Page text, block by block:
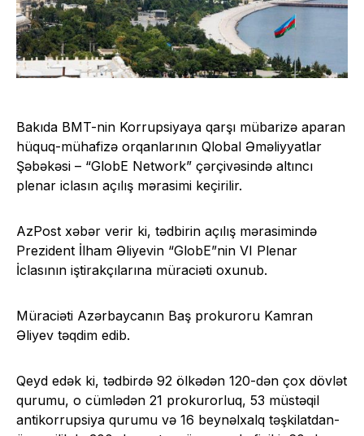
Bakıda BMT-nin Korrupsiyaya qarşı mübarizə aparan
hüquq-mühafizə orqanlarının Qlobal Əməliyyatlar
Şəbəkəsi – “GlobE Network” çərçivəsində altıncı
plenar iclasın açılış mərasimi keçirilir.
AzPost xəbər verir ki, tədbirin açılış mərasimində
Prezident İlham Əliyevin “GlobE”nin VI Plenar
İclasının iştirakçılarına müraciəti oxunub.
Müraciəti Azərbaycanın Baş prokuroru Kamran
Əliyev təqdim edib.
Qeyd edək ki, tədbirdə 92 ölkədən 120-dən çox dövlət
qurumu, o cümlədən 21 prokurorluq, 53 müstəqil
antikorrupsiya qurumu və 16 beynəlxalq təşkilatdan-